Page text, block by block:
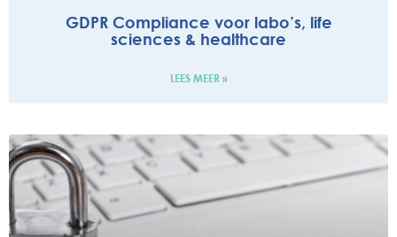
GDPR Compliance voor labo’s, life
sciences & healthcare
LEES MEER »